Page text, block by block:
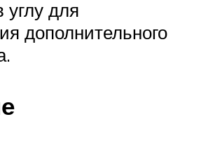
углу для
дополнительного